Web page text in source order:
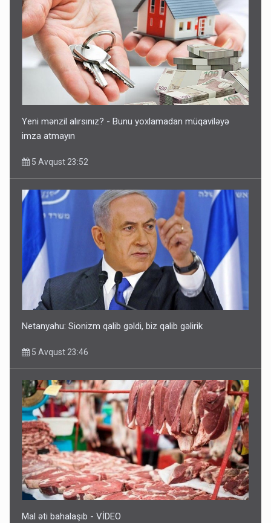
Yeni mənzil alırsınız? - Bunu yoxlamadan müqaviləyə
imza atmayın
5 Avqust 23:52
Netanyahu: Sionizm qalib gəldi, biz qalib gəlirik
5 Avqust 23:46
Mal əti bahalaşıb - VİDEO